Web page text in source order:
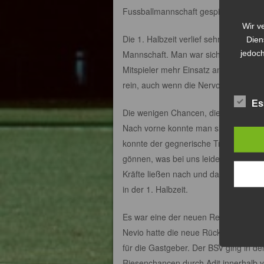
Fussballmannschaft gespielt.
Die 1. Halbzeit verlief sehr
Mannschaft. Man war sich bewusst,
Mitspieler mehr Einsatz an den Tag
rein, auch wenn die Nervosität bei
Die wenigen Chancen, die
Nach vorne konnte man sich auch
konnte der gegnerische Trainer mit 3
gönnen, was bei uns leider nicht
Kräfte ließen nach und das
in der 1. Halbzeit.
Es war eine der neuen Regeln, die
Nevio hatte die neue Rückpassregel
für die Gastgeber. Der BSV ging in
Wir